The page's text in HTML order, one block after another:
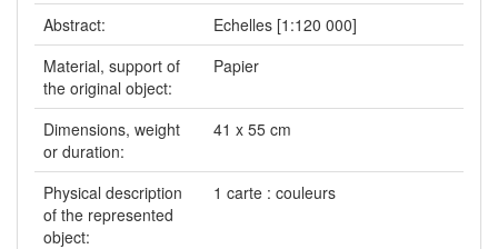
Abstract:
Echelles [1:120 000]
Material, support of
the original object:
Papier
Dimensions, weight
or duration:
41 x 55 cm
Physical description
of the represented
object:
1 carte : couleurs